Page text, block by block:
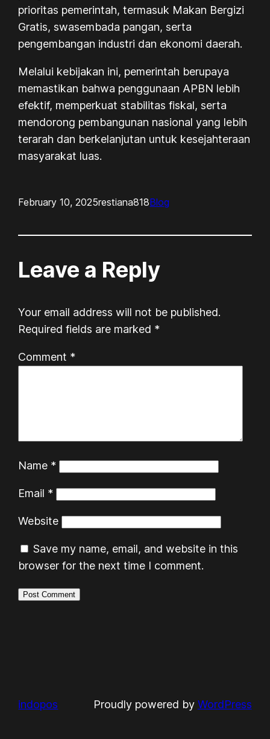
prioritas pemerintah, termasuk Makan Bergizi
Gratis, swasembada pangan, serta
pengembangan industri dan ekonomi daerah.
Melalui kebijakan ini, pemerintah berupaya
memastikan bahwa penggunaan APBN lebih
efektif, memperkuat stabilitas fiskal, serta
mendorong pembangunan nasional yang lebih
terarah dan berkelanjutan untuk kesejahteraan
masyarakat luas.
February 10, 2025restiana818Blog
Leave a Reply
Your email address will not be published.
Required fields are marked *
Comment *
Name *
Email *
Website
Save my name, email, and website in this
browser for the next time I comment.
indopos Proudly powered by WordPress